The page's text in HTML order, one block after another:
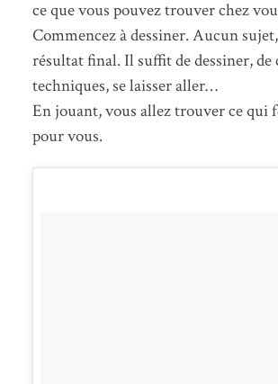
ce que vous pouvez trouver chez
Commencez à dessiner. Aucun
résultat final. Il suffit de dessiner, de
techniques, se laisser aller…
En jouant, vous allez trouver ce qui
pour vous.